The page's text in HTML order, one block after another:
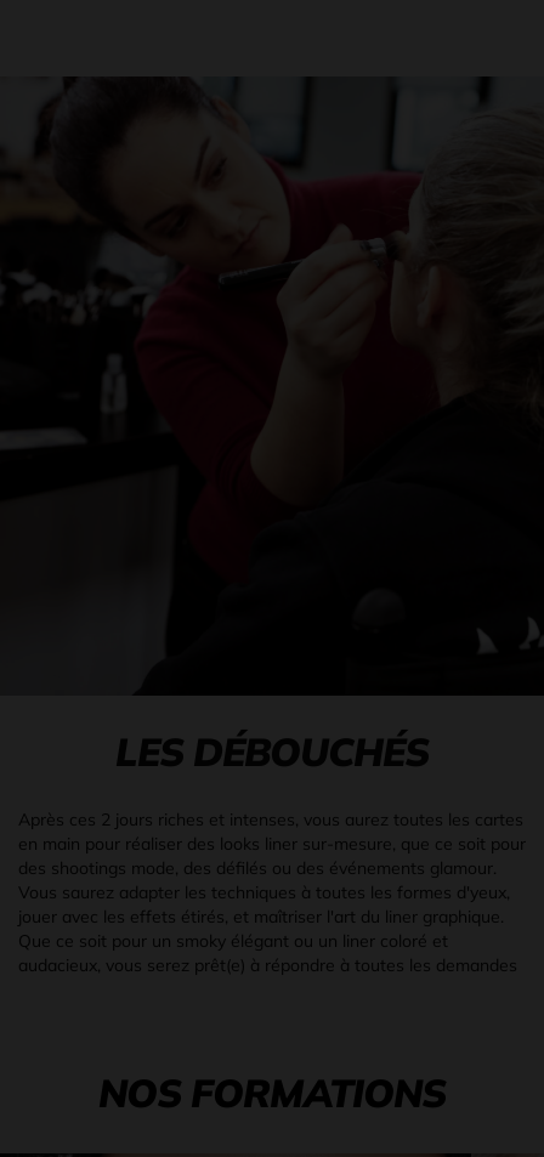
LES DÉBOUCHÉS
Après ces 2 jours riches et intenses, vous aurez toutes les cartes
en main pour réaliser des looks liner sur-mesure, que ce soit pour
des shootings mode, des défilés ou des événements glamour.
Vous saurez adapter les techniques à toutes les formes d'yeux,
jouer avec les effets étirés, et maîtriser l'art du liner graphique.
Que ce soit pour un smoky élégant ou un liner coloré et
audacieux, vous serez prêt(e) à répondre à toutes les demandes
NOS FORMATIONS